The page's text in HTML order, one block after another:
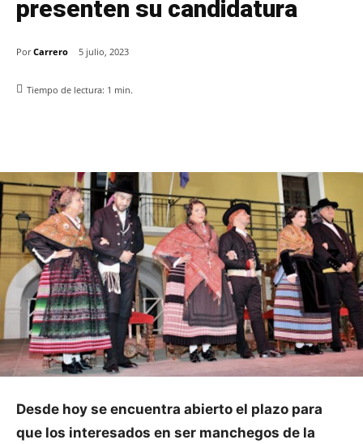
presenten su candidatura
Por Carrero 5 julio, 2023
Tiempo de lectura: 1 min.
Desde hoy se encuentra abierto el plazo para
que los interesados en ser manchegos de la